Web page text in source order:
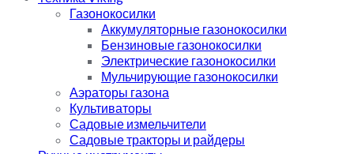
Газонокосилки
Аккумуляторные газонокосилки
Бензиновые газонокосилки
Электрические газонокосилки
Мульчирующие газонокосилки
Аэраторы газона
Культиваторы
Садовые измельчители
Садовые тракторы и райдеры